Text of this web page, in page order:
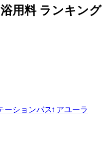
用料 ランキング
ーションバスt アユーラ